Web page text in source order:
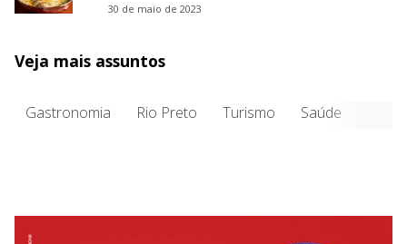
30 de maio de 2023
Veja mais assuntos
Gastronomia Rio Preto Turismo Saúde